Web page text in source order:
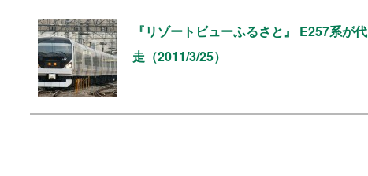
『リゾートビューふるさと』 E257系が代
走（2011/3/25）